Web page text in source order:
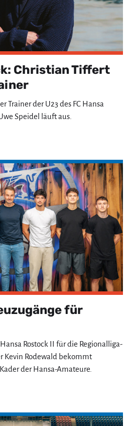
Christian Tiffert
Trainer der U23 des FC Hansa
Speidel läuft aus.
für
Rostock II für die Regionalliga-
Kevin Rodewald bekommt
der Hansa-Amateure.